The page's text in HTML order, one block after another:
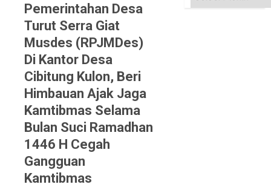
Pemerintahan Desa
Turut Serra Giat
Musdes (RPJMDes)
Di Kantor Desa
Cibitung Kulon, Beri
Himbauan Ajak Jaga
Kamtibmas Selama
Bulan Suci Ramadhan
1446 H Cegah
Gangguan
Kamtibmas